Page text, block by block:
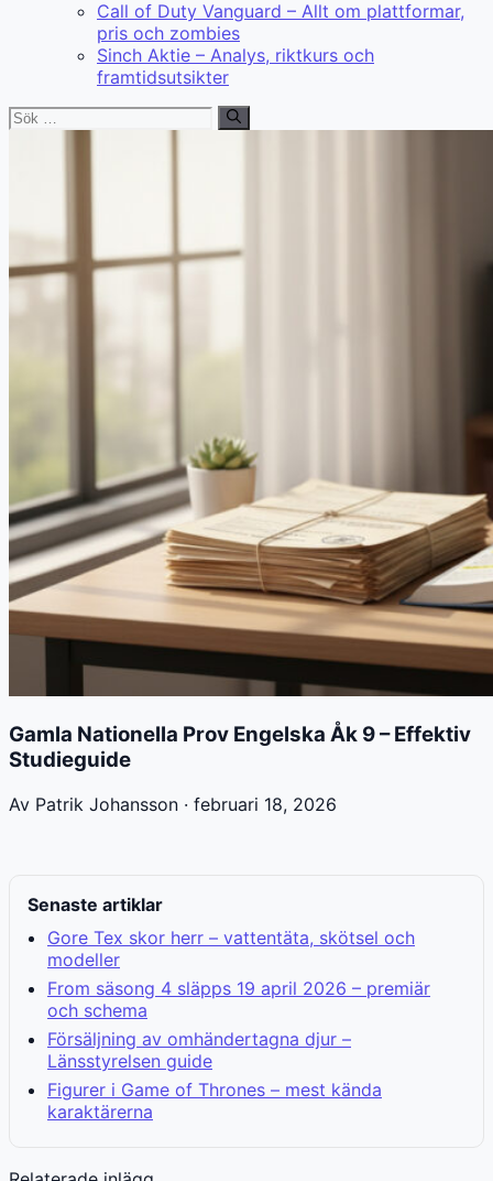
Call of Duty Vanguard – Allt om plattformar,
pris och zombies
Sinch Aktie – Analys, riktkurs och
framtidsutsikter
Sök
Gamla Nationella Prov Engelska Åk 9 – Effektiv
Studieguide
Av Patrik Johansson · februari 18, 2026
Senaste artiklar
Gore Tex skor herr – vattentäta, skötsel och
modeller
From säsong 4 släpps 19 april 2026 – premiär
och schema
Försäljning av omhändertagna djur –
Länsstyrelsen guide
Figurer i Game of Thrones – mest kända
karaktärerna